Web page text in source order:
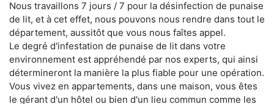
Nous travaillons 7 jours / 7 pour la désinfection de punaise
de lit, et à cet effet, nous pouvons nous rendre dans tout le
département, aussitôt que vous nous faîtes appel.
Le degré d'infestation de punaise de lit dans votre
environnement est appréhendé par nos experts, qui ainsi
détermineront la manière la plus fiable pour une opération.
Vous vivez en appartements, dans une maison, vous êtes
le gérant d'un hôtel ou bien d'un lieu commun comme les